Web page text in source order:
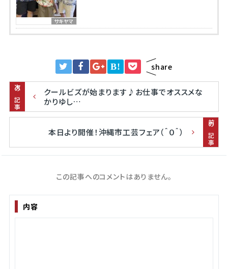
サキヤマ
B! share
次の記事
クールビズが始まります♪お仕事でオススメな
かりゆし…
前の記事
本日より開催！沖縄市工芸フェア（＾０＾）
この記事へのコメントはありません。
内容